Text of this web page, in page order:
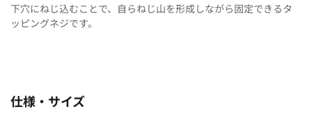
下穴にねじ込むことで、自らねじ山を形成しながら固定できるタ
ッピングネジです。
仕様・サイズ